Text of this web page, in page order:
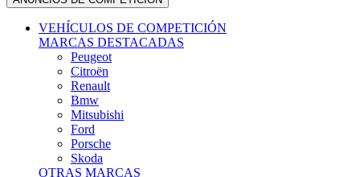
VEHÍCULOS DE COMPETICIÓN
MARCAS DESTACADAS
Peugeot
Citroën
Renault
Bmw
Mitsubishi
Ford
Porsche
Skoda
OTRAS MARCAS
Subaru